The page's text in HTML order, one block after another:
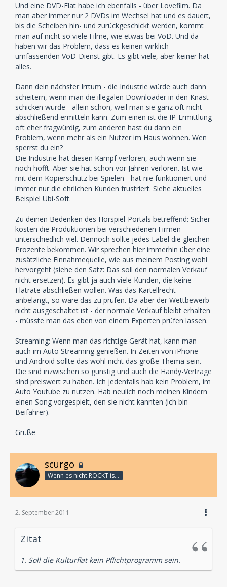
Liegt aber an eher an der laschen Gesetzeslage.
Würde eine zivilrechtliche Klage mit einem
strafrechtlichen Urteil einhergehen, dann sähe das
ganze anders aus. Das Problem ist das z.B. eine
Verurteilung zu Jugendarrest meist teurer kommt als
der "entstandene" Schaden, daher ist das ganze
leider unrentabel.
Klar, da entfällt a. der Wettbewerb ist also
Kartellwidrig und b. kostet bei dem einen die
Produktion 1000 euro bei dem anderen 2000 . Beide
verkaufen die CD aber für 10 Euro das Stück, was
bekommt dann jeder in der Flatrate?
Wie nennst du es denn?
Also ich nenne eskriminellund nichts anderes ist es,
nach geltendem Recht.
Du schwafelst hier von "Kulturflatrate" aber kann
nicht mal die einfachsten Fragen logisch beantworten.
Solange nicht ALLE zahlen müssen, wird keiner etwas
buchen was er auch umsonst bekommen kann. Wenn
es nicht gesetzlich verankert wäre, dann würde keiner
GEZ zahlen. Und selbst da gibt es "Schwarzseher".
Beantworte die Fragen bevor du hier weiterschreibst,
wenn du möchtest das man dich zumindest ein
bisschen ernstnimmt.
Du schreibst es STREAMING, da hab ich im Auto oder
dem MP3 Player nix von und das laden ist trotzdem
illegal, na super idee.
Und eine DVD-Flat habe ich ebenfalls - über Lovefilm. Da
man aber immer nur 2 DVDs im Wechsel hat und es dauert,
bis die Scheiben hin- und zurückgeschickt werden, kommt
man auf nicht so viele Filme, wie etwas bei VoD. Und da
haben wir das Problem, dass es keinen wirklich
umfassenden VoD-Dienst gibt. Es gibt viele, aber keiner hat
alles.
Dann dein nächster Irrtum - die Industrie würde auch dann
scheitern, wenn man die illegalen Downloader in den Knast
schicken würde - allein schon, weil man sie ganz oft nicht
abschließend ermitteln kann. Zum einen ist die IP-Ermittlung
oft eher fragwürdig, zum anderen hast du dann ein
Problem, wenn mehr als ein Nutzer im Haus wohnen. Wen
sperrst du ein?
Die Industrie hat diesen Kampf verloren, auch wenn sie
noch hofft. Aber sie hat schon vor Jahren verloren. Ist wie
mit dem Kopierschutz bei Spielen - hat nie funktioniert und
immer nur die ehrlichen Kunden frustriert. Siehe aktuelles
Beispiel Ubi-Soft.
Zu deinen Bedenken des Hörspiel-Portals betreffend: Sicher
kosten die Produktionen bei verschiedenen Firmen
unterschiedlich viel. Dennoch sollte jedes Label die gleichen
Prozente bekommen. Wir sprechen hier immerhin über eine
zusätzliche Einnahmequelle, wie aus meinem Posting wohl
hervorgeht (siehe den Satz: Das soll den normalen Verkauf
nicht ersetzen). Es gibt ja auch viele Kunden, die keine
Flatrate abschließen wollen. Was das Kartellrecht
anbelangt, so wäre das zu prüfen. Da aber der Wettbewerb
nicht ausgeschaltet ist - der normale Verkauf bleibt erhalten
- müsste man das eben von einem Experten prüfen lassen.
Streaming: Wenn man das richtige Gerät hat, kann man
auch im Auto Streaming genießen. In Zeiten von iPhone
und Android sollte das wohl nicht das große Thema sein.
Die sind inzwischen so günstig und auch die Handy-Verträge
sind preiswert zu haben. Ich jedenfalls hab kein Problem, im
Auto Youtube zu nutzen. Hab neulich noch meinen Kindern
einen Song vorgespielt, den sie nicht kannten (ich bin
Beifahrer).
Grüße
scurgo
Wenn es nicht ROCKT is es fürn ARSCH!
2. September 2011
Zitat
1. Soll die Kulturflat kein Pflichtprogramm sein.